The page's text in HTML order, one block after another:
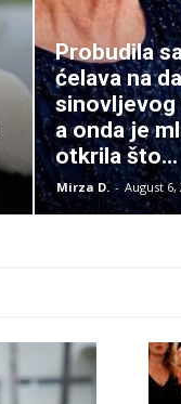
Probudila
ćelava na
sinovljevog
a onda je
otkrila što...
Mirza D. - August 6,